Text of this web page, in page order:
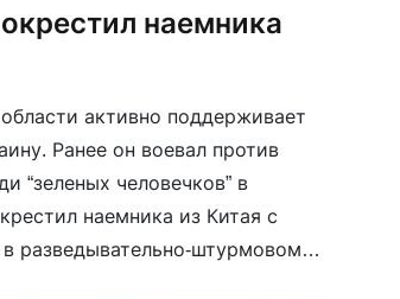
наемника
активно поддерживает
Ранее он воевал против
“зеленых человечков” в
наемника из Китая с
разведывательно-штурмовом